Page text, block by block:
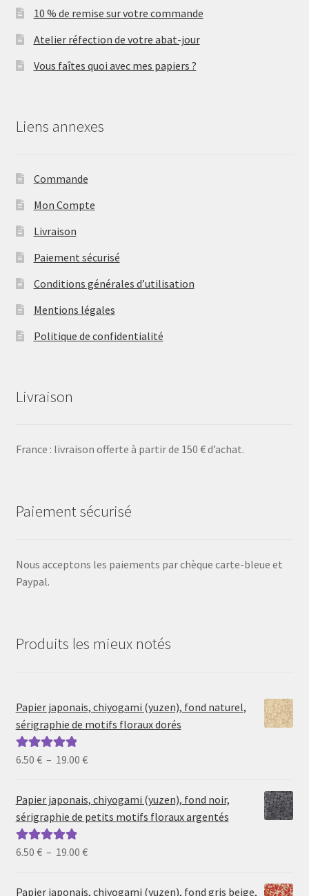
10 % de remise sur votre commande
Atelier réfection de votre abat-jour
Vous faîtes quoi avec mes papiers ?
Liens annexes
Commande
Mon Compte
Livraison
Paiement sécurisé
Conditions générales d’utilisation
Mentions légales
Politique de confidentialité
Livraison
France : livraison offerte à partir de 150 € d’achat.
Paiement sécurisé
Nous acceptons les paiements par chèque carte-bleue et
Paypal.
Produits les mieux notés
Papier japonais, chiyogami (yuzen), fond naturel,
sérigraphie de motifs floraux dorés
Note5.00sur
6.50 € – 19.00 €Plage
prix :
6.50 €
19.00 €
Papier japonais, chiyogami (yuzen), fond noir,
sérigraphie de petits motifs floraux argentés
Note5.00sur
6.50 € – 19.00 €Plage
prix :
Papier japonais, chiyogami (yuzen), fond gris beige,